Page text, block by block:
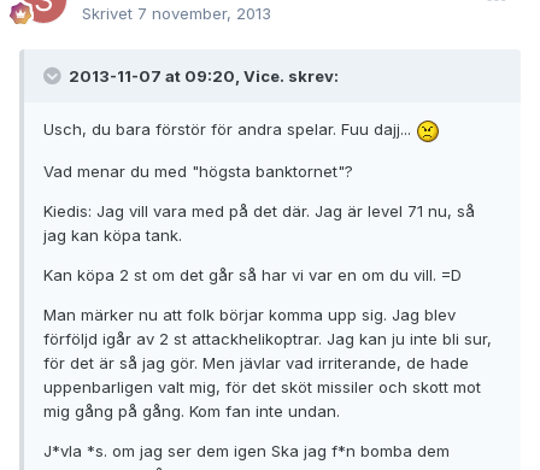
Skrivet 7 november, 2013
2013-11-07 at 09:20, Vice. skrev:
Usch, du bara förstör för andra spelar. Fuu dajj...
Vad menar du med "högsta banktornet"?
Kiedis: Jag vill vara med på det där. Jag är level 71 nu, så
jag kan köpa tank.
Kan köpa 2 st om det går så har vi var en om du vill. =D
Man märker nu att folk börjar komma upp sig. Jag blev
förföljd igår av 2 st attackhelikoptrar. Jag kan ju inte bli sur,
för det är så jag gör. Men jävlar vad irriterande, de hade
uppenbarligen valt mig, för det sköt missiler och skott mot
mig gång på gång. Kom fan inte undan.
J*vla *s. om jag ser dem igen Ska jag f*n bomba dem